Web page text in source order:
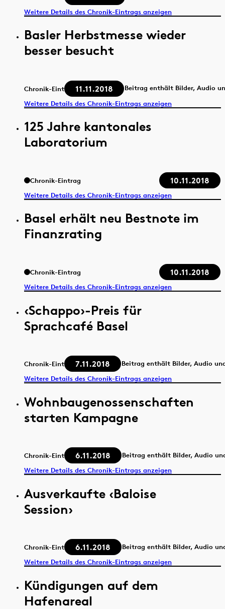
Weitere Details des Chronik-Eintrags anzeigen
Basler Herbstmesse wieder
besser besucht
Chronik-Eintrag 11.11.2018
Beitrag enthält Bilder, Audio
Weitere Details des Chronik-Eintrags anzeigen
125 Jahre kantonales
Laboratorium
Chronik-Eintrag 10.11.2018
Weitere Details des Chronik-Eintrags anzeigen
Basel erhält neu Bestnote im
Finanzrating
Chronik-Eintrag 10.11.2018
Weitere Details des Chronik-Eintrags anzeigen
‹Schappo›-Preis für
Sprachcafé Basel
Chronik-Eintrag 7.11.2018
Beitrag enthält Bilder, Audio
Weitere Details des Chronik-Eintrags anzeigen
Wohnbaugenossenschaften
starten Kampagne
Chronik-Eintrag 6.11.2018
Beitrag enthält Bilder, Audio
Weitere Details des Chronik-Eintrags anzeigen
Ausverkaufte ‹Baloise
Session›
Chronik-Eintrag 6.11.2018
Beitrag enthält Bilder, Audio
Weitere Details des Chronik-Eintrags anzeigen
Kündigungen auf dem
Hafenareal